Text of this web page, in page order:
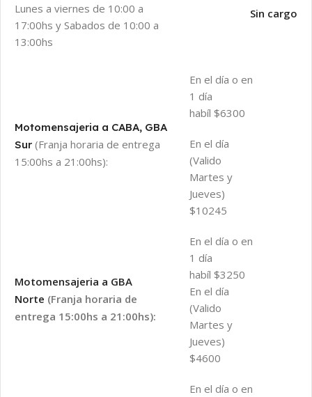
Lunes a viernes de 10:00 a
17:00hs y Sabados de 10:00 a
13:00hs
Sin cargo
Motomensajeria a CABA, GBA
Sur (Franja horaria de entrega
15:00hs a 21:00hs):
En el día o en
1 día
habíl $6300
En el día
(Valido
Martes y
Jueves)
$10245
Motomensajeria a GBA
Norte (Franja horaria de
entrega 15:00hs a 21:00hs):
En el día o en
1 día
habíl $3250
En el día
(Valido
Martes y
Jueves)
$4600
En el día o en